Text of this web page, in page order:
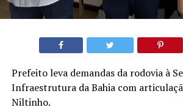
Prefeito leva demandas da rodovia à
Infraestrutura da Bahia com
Niltinho.